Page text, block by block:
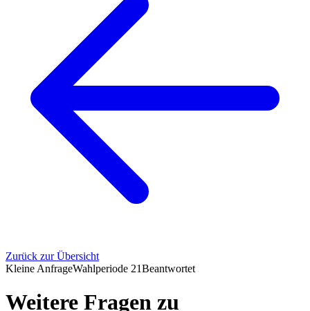
Zurück zur Übersicht
Kleine AnfrageWahlperiode 21Beantwortet
Weitere Fragen zu